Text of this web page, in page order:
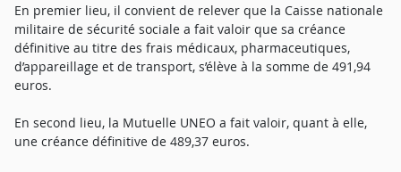
En premier lieu, il convient de relever que la Caisse nationale
militaire de sécurité sociale a fait valoir que sa créance
définitive au titre des frais médicaux, pharmaceutiques,
d’appareillage et de transport, s’élève à la somme de 491,94
euros.
En second lieu, la Mutuelle UNEO a fait valoir, quant à elle,
une créance définitive de 489,37 euros.